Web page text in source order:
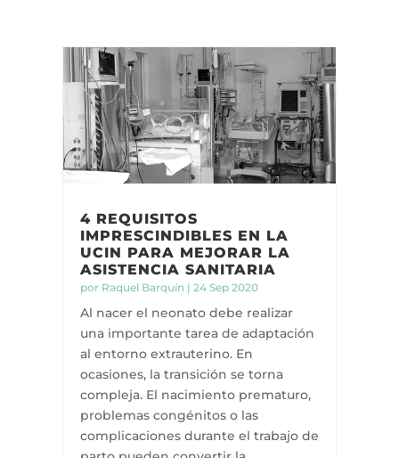
4 REQUISITOS
IMPRESCINDIBLES EN LA
UCIN PARA MEJORAR LA
ASISTENCIA SANITARIA
por Raquel Barquín | 24 Sep 2020
Al nacer el neonato debe realizar
una importante tarea de adaptación
al entorno extrauterino. En
ocasiones, la transición se torna
compleja. El nacimiento prematuro,
problemas congénitos o las
complicaciones durante el trabajo de